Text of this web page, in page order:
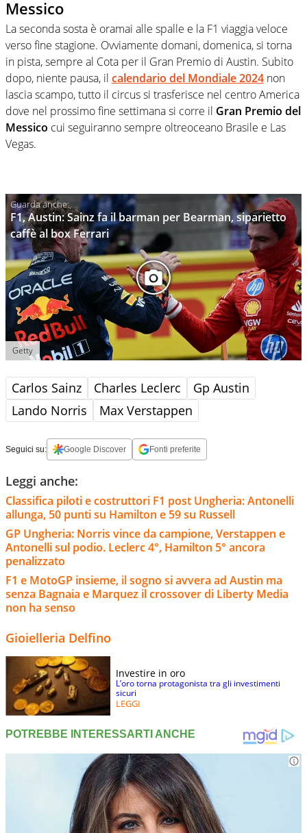
Messico
La seconda sosta è oramai alle spalle e la F1 viaggia veloce
verso fine stagione. Ovviamente domani, domenica, si torna
in pista, sempre al Cota per il Gran Premio di Austin. Subito
dopo, niente pausa, il calendario del Mondiale 2024 non
lascia scampo, tutto il circus si trasferisce nel centro America
dove nel prossimo fine settimana si corre il Gran Premio del
Messico cui seguiranno sempre oltreoceano Brasile e Las
Vegas.
F1, Austin: Sainz fa il barman per Bearman, siparietto
caffè al box Ferrari
Getty
Carlos Sainz Charles Leclerc
Gp Austin
Lando Norris
Max Verstappen
Seguici su: Google Discover Fonti preferite
Leggi anche:
Classifica piloti e costruttori F1 post Ungheria: Antonelli
allunga, 50 punti su Hamilton e 59 su Russell
GP Ungheria: Norris vince da campione, Verstappen e
Antonelli sul podio. Leclerc 4°, Hamilton 5° ancora
penalizzato
F1 e MotoGP insieme, il sogno si avvera ad Austin ma
senza Bagnaia e Marquez il crossover di Liberty Media
non ha senso
Gioielleria Delfino
Investire in oro
L’oro torna protagonista tra gli investimenti
sicuri
LEGGI